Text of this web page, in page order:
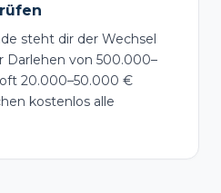
steht dir der Wechsel
von 500.000–
20.000–50.000 €
kostenlos alle